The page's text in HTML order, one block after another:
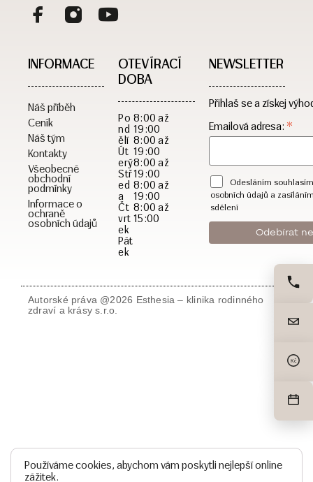
INFORMACE
Náš příběh
Ceník
Náš tým
Kontakty
Všeobecné
obchodní
podmínky
Informace o
ochraně
osobních údajů
OTEVÍRACÍ
DOBA​
Po
nd
ělí
Út
erý
Stř
ed
a
Čt
vrt
ek
Pát
ek
8:00 až
19:00
8:00 až
19:00
8:00 až
19:00
8:00 až
19:00
8:00 až
15:00
NEWSLETTER
Přihlaš se a získej
Emailová adresa: *
Odesláním
osobních údajů a
sdělení
Autorské práva @2026 Esthesia – klinika rodinného
zdraví a krásy s.r.o.
Používáme cookies, abychom vám poskytli nejlepší online
zážitek.
Kč